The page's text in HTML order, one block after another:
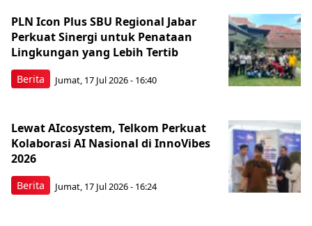
Berita
PLN Icon Plus SBU Regional Jabar
Perkuat Sinergi untuk Penataan
Lingkungan yang Lebih Tertib
Jumat, 17 Jul 2026 - 16:40
Berita
Lewat AIcosystem, Telkom Perkuat
Kolaborasi AI Nasional di InnoVibes
2026
Jumat, 17 Jul 2026 - 16:24